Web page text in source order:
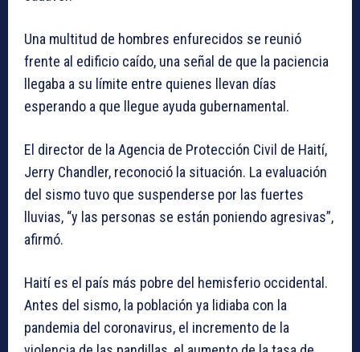
Una multitud de hombres enfurecidos se reunió
frente al edificio caído, una señal de que la paciencia
llegaba a su límite entre quienes llevan días
esperando a que llegue ayuda gubernamental.
El director de la Agencia de Protección Civil de Haití,
Jerry Chandler, reconoció la situación. La evaluación
del sismo tuvo que suspenderse por las fuertes
lluvias, “y las personas se están poniendo agresivas”,
afirmó.
Haití es el país más pobre del hemisferio occidental.
Antes del sismo, la población ya lidiaba con la
pandemia del coronavirus, el incremento de la